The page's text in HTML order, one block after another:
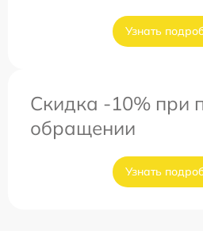
Узнать
Скидка -10% при
обращении
Узнать